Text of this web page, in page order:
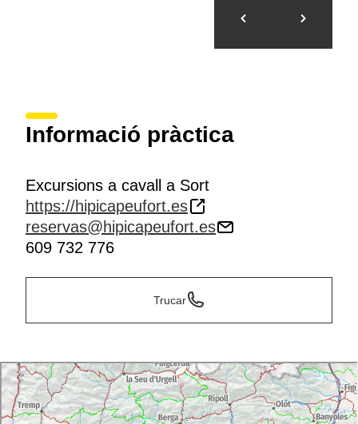
Informació pràctica
Excursions a cavall a Sort
https://hipicapeufort.es
reservas@hipicapeufort.es
609 732 776
Trucar